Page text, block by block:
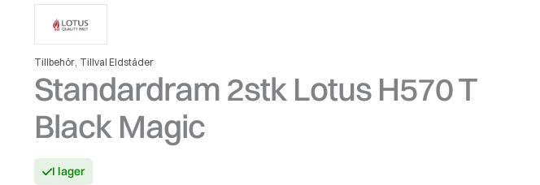
Tillbehör, Tillval Eldstäder
Standardram 2stk Lotus H570 T
Black Magic
I lager